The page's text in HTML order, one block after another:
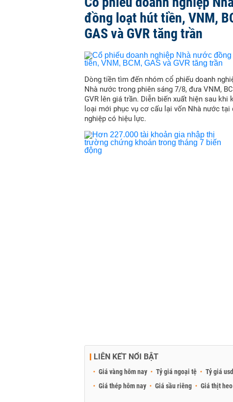
đồng loạt hút tiền, VNM,
GAS và GVR tăng trần
Dòng tiền tìm đến nhóm cổ phiếu doanh
Nhà nước trong phiên sáng 7/8, đưa VNM,
GVR lên giá trần. Diễn biến xuất hiện sau khi
loại mới phục vụ cơ cấu lại vốn Nhà nước tại
nghiệp có hiệu lực.
LIÊN KẾT NỔI BẬT
Giá vàng hôm nay Tỷ giá ngoại tệ Tỷ giá usd
Giá thép hôm nay
Giá sầu riêng Giá thịt heo